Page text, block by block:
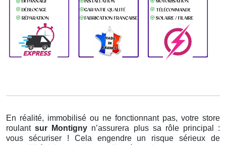
En réalité, immobilisé ou ne fonctionnant pas, votre store
roulantsur Montigny n’assurera plus sa rôle principal :
vous sécuriser ! Cela engendre un risque sérieux de